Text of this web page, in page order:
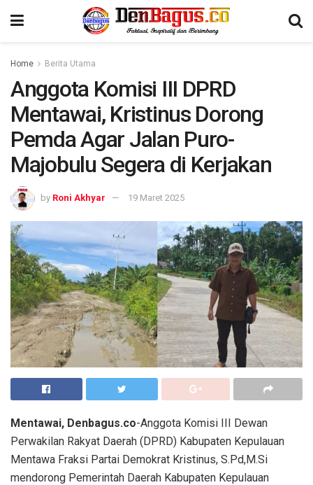
Home Berita Utama
Anggota Komisi III DPRD
Mentawai, Kristinus Dorong
Pemda Agar Jalan Puro-
Majobulu Segera di Kerjakan
by Roni Akhyar 19 Maret 2025
Mentawai, Denbagus.co-Anggota Komisi III Dewan
Perwakilan Rakyat Daerah (DPRD) Kabupaten Kepulauan
Mentawa Fraksi Partai Demokrat Kristinus, S.Pd,M.Si
mendorong Pemerintah Daerah Kabupaten Kepulauan